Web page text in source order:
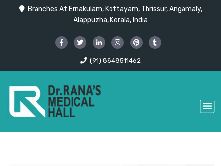
Branches At Ernakulam, Kottayam, Thrissur, Angamaly,
Alappuzha, Kerala, India
(91) 8848511462